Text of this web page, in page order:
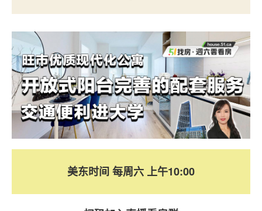
美东时间 每周六 上午10:00